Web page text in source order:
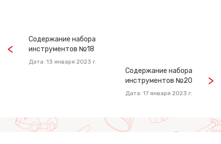
Содержание набора
инструментов №18
Дата: 13 января 2023 г.
Содержание набора
инструментов №20
Дата: 17 января 2023 г.